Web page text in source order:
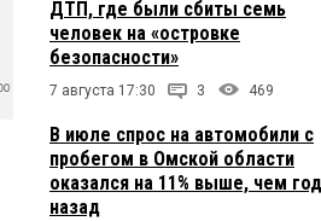
ДТП, где были сбиты семь
человек на «островке
безопасности»
7 августа 17:30 3 469
В июле спрос на автомобили с
пробегом в Омской области
оказался на 11% выше, чем год
назад